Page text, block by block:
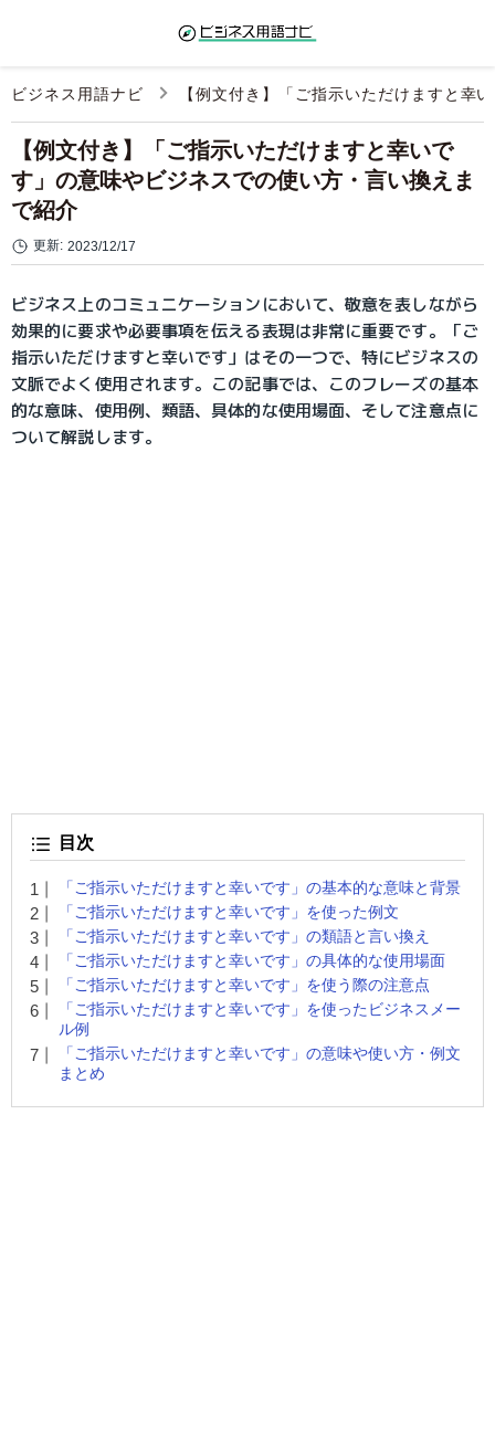
ビジネス用語ナビ 【例文付き】「ご指示いただけますと幸
【例文付き】「ご指示いただけますと幸いで
す」の意味やビジネスでの使い方・言い換えま
で紹介
更新: 2023/12/17
ビジネス上のコミュニケーションにおいて、敬意を表しながら
効果的に要求や必要事項を伝える表現は非常に重要です。「ご
指示いただけますと幸いです」はその一つで、特にビジネスの
文脈でよく使用されます。この記事では、このフレーズの基本
的な意味、使用例、類語、具体的な使用場面、そして注意点に
ついて解説します。
目次
「ご指示いただけますと幸いです」の基本的な意味と背景
「ご指示いただけますと幸いです」を使った例文
「ご指示いただけますと幸いです」の類語と言い換え
「ご指示いただけますと幸いです」の具体的な使用場面
「ご指示いただけますと幸いです」を使う際の注意点
「ご指示いただけますと幸いです」を使ったビジネスメー
ル例
「ご指示いただけますと幸いです」の意味や使い方・例文
まとめ